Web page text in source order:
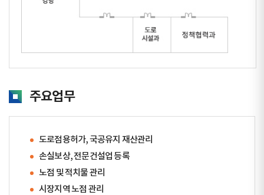
주요업무
도로점용허가, 국공유지 재산관리
손실보상, 전문건설업 등록
노점 및 적치물 관리
시장지역 노점 관리